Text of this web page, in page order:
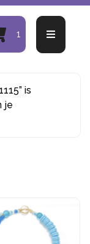
1
is
je